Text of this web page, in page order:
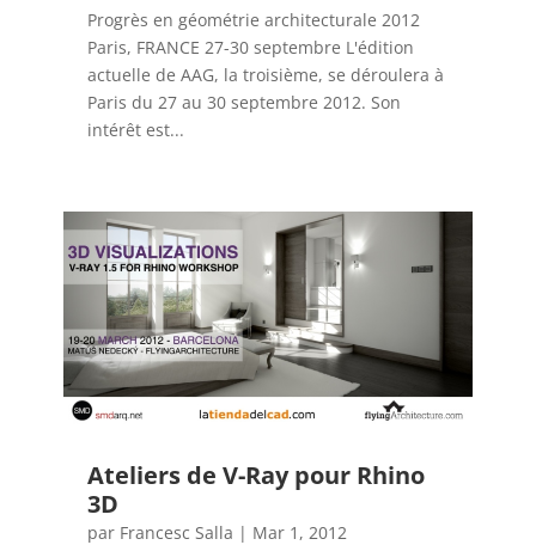
Progrès en géométrie architecturale 2012
Paris, FRANCE 27-30 septembre L'édition
actuelle de AAG, la troisième, se déroulera à
Paris du 27 au 30 septembre 2012. Son
intérêt est...
Ateliers de V-Ray pour Rhino
3D
par Francesc Salla | Mar 1, 2012